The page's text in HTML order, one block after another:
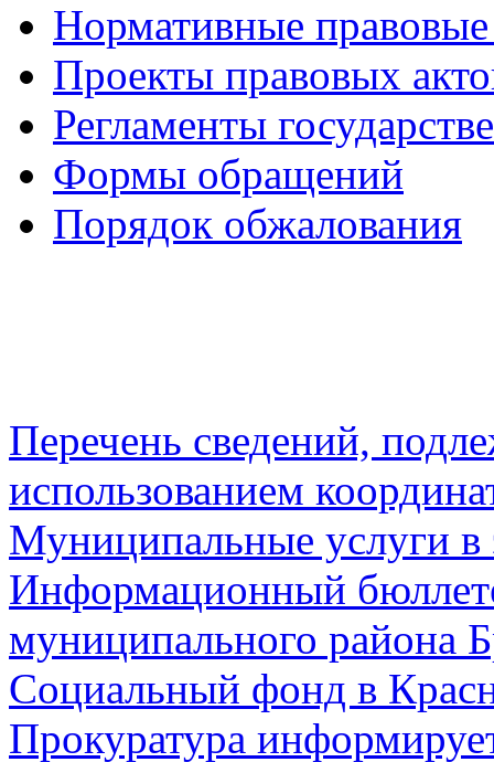
Нормативные
Проекты правовых
Регламенты
Формы обращений
Порядок обжалования
Перечень сведений,
использованием
Муниципальные услуги в
Информационный
муниципального района
Социальный фонд в
Прокуратура